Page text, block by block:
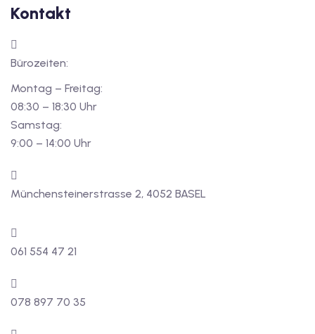
Kontakt
Bürozeiten:
Montag – Freitag:
08:30 – 18:30 Uhr
Samstag:
9:00 – 14:00 Uhr
Münchensteinerstrasse 2, 4052 BASEL
061 554 47 21
078 897 70 35